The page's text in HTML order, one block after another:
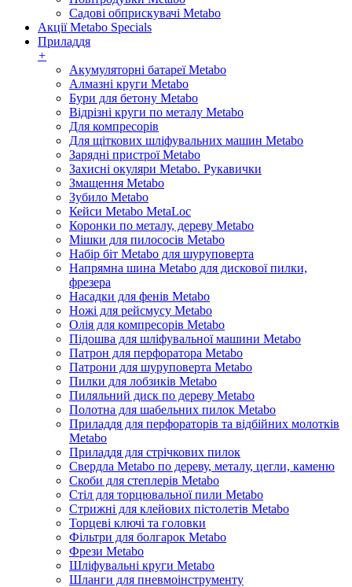
Садові обприскувачі Metabo
Акції Metabo Specials
Приладдя
+
Акумуляторні батареї Metabo
Алмазні круги Metabo
Бури для бетону Metabo
Відрізні круги по металу Metabo
Для компресорів
Для щіткових шліфувальних машин Metabo
Зарядні пристрої Metabo
Захисні окуляри Metabo. Рукавички
Змащення Metabo
Зубило Metabo
Кейси Metabo MetaLoc
Коронки по металу, дереву Metabo
Мішки для пилососів Metabo
Набір біт Metabo для шуруповерта
Напрямна шина Metabo для дискової пилки,
фрезера
Насадки для фенів Metabo
Ножі для рейсмусу Metabo
Олія для компресорів Metabo
Підошва для шліфувальної машини Metabo
Патрон для перфоратора Metabo
Патрони для шуруповерта Metabo
Пилки для лобзиків Metabo
Пиляльний диск по дереву Metabo
Полотна для шабельних пилок Metabo
Приладдя для перфораторів та відбійних молотків
Metabo
Приладдя для стрічкових пилок
Свердла Metabo по дереву, металу, цегли, каменю
Скоби для степлерів Metabo
Стіл для торцювальної пили Metabo
Стрижні для клейових пістолетів Metabo
Торцеві ключі та головки
Фільтри для болгарок Metabo
Фрези Metabo
Шліфувальні круги Metabo
Шланги для пневмоінструменту